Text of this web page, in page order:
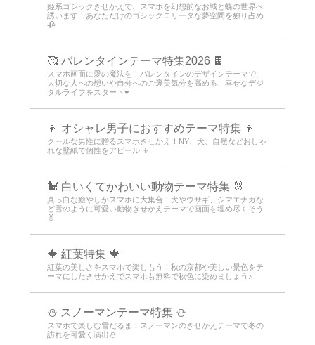
姫系ゴシックきせかえで、スマホを幻想的なお城と蝶の世界へ
誘います！あなただけのゴシックロリータな夢空間を独り占め
🥀
🥰 バレンタインテーマ特集2026 🍫
スマホ画面に愛の魔法を！バレンタインのデザインテーマで、
大切な人への想いや自分へのご褒美気分を高める、幸せなデジ
タルライフをスタート♥️
👦 オシャレ男子におすすめテーマ特集 👦
クールな男性に贈るスマホきせかえ！NY、犬、自然などおしゃ
れな壁紙で個性をアピール 👦
🐩 白いくてかわいい動物テーマ特集 🐰
真っ白な癒やしがスマホに大集合！犬やウサギ、シマエナガな
ど雪のように可愛い動物きせかえテーマで画面を埋め尽くそう
🐰
🍁 紅葉特集 🍁
紅葉の美しさをスマホで楽しもう！秋の京都や美しい景色をテ
ーマにしたきせかえでスマホも無料で秋色に染めましょう♪
⛄ スノーマンテーマ特集 ⛄
スマホで楽しむ雪だるま！スノーマンのきせかえテーマで冬の
訪れを可愛く演出⛄